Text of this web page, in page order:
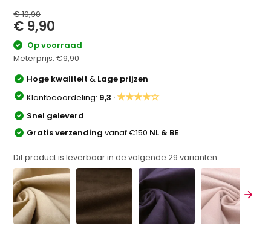
€ 10,90
€ 9,90
Op voorraad
Meterprijs:€9,90
Hoge kwaliteit& Lage prijzen
Klantbeoordeling: 9,3 ·★★★★☆
Snel geleverd
Gratis verzendingvanaf €150 NL & BE
Dit product is leverbaar in de volgende29 varianten: